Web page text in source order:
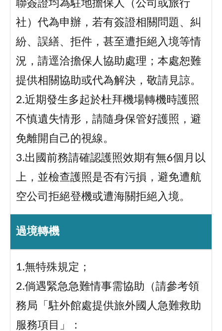
聯簽證均為駐地擔保人（公司或旅行
社）代為申辦，若有簽證相關問題、糾
紛、誤繕、拒件，甚至遭拒絕入境等情
況，請逕洽擔保人協助處理；本處恕難
提供相關協助或代為解決，敬請見諒。
2.近期發生多起於杜拜機場轉機時護照
不慎遺失情形，請隨身保管好護照，避
免離開自己的視線。
3.出國前務請確認護照效期有無6個月以
上，並檢查護照是否有污損，避免遭航
空公司拒絕登機或遭海關拒絕入境。
過境轉機
1.無特殊規定；
2.倘遇緊急急難情事需協助（請參考領
務局「駐外館處提供旅外國人急難救助
服務項目」：